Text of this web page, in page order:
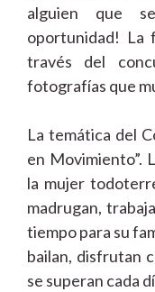
alguien que
oportunidad! La
través del
fotografías que
La temática del
en Movimiento”.
la mujer
madrugan,
tiempo para su
bailan, disfrutan
se superan cada